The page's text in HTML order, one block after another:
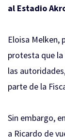
al Estadio
Eloisa Melken,
protesta que
las
parte de la
Sin embargo,
a Ricardo de